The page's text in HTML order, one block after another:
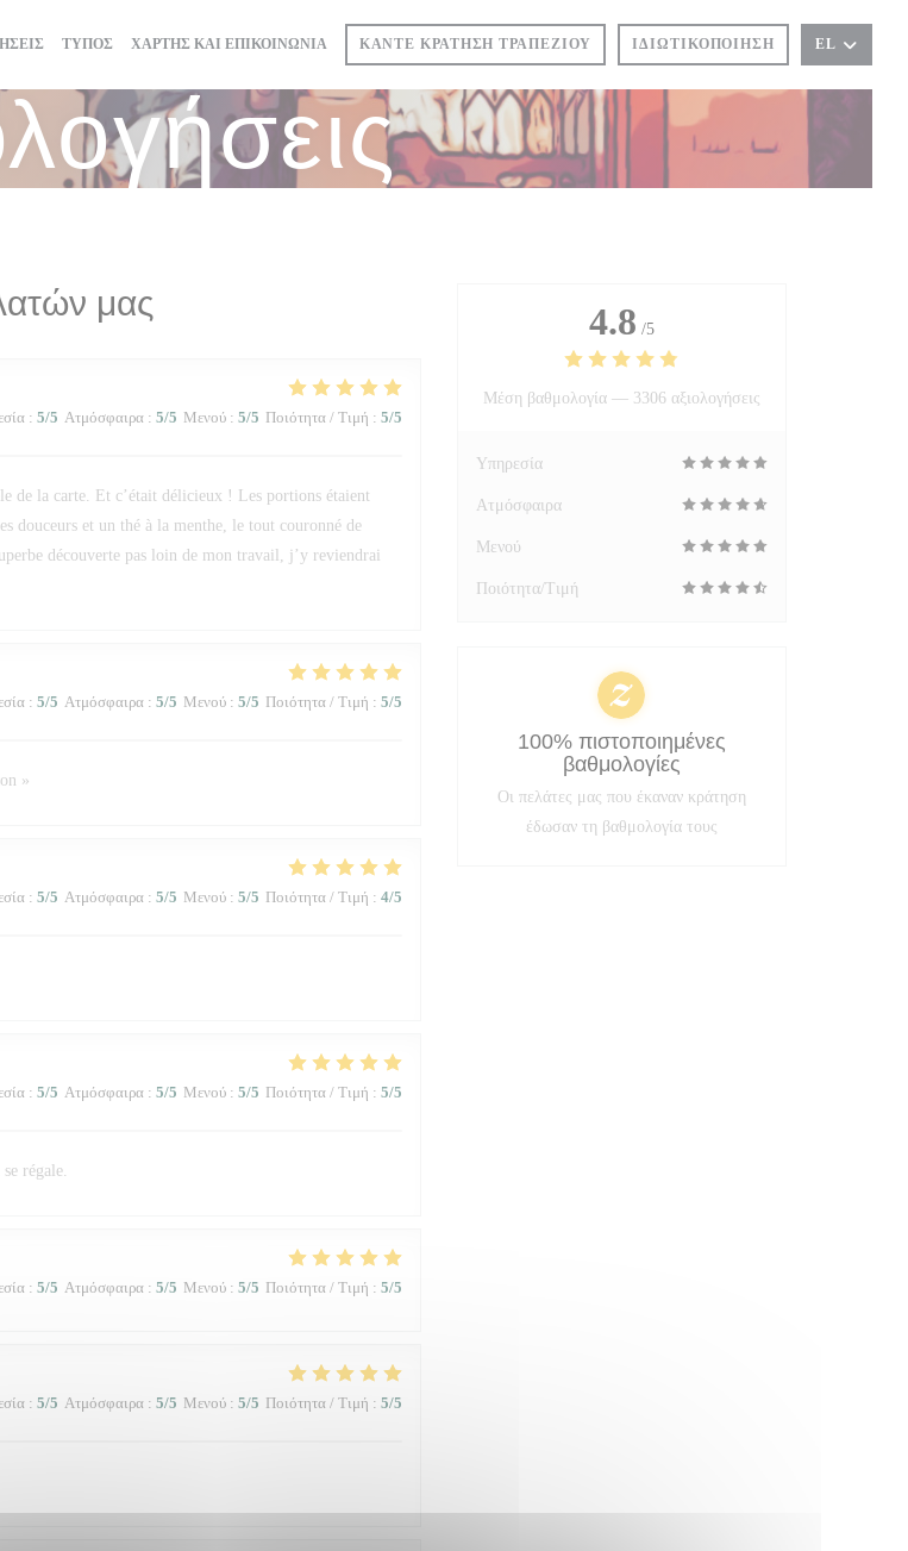
ΤΎΠΟΣ ΧΆΡΤΗΣ ΚΑΙ ΕΠΙΚΟΙΝΩΝΊΑ ΚΆΝΤΕ ΚΡΆΤΗΣΗ ΤΡΑΠΕΖΙΟΎ ΙΔΙΩΤΙΚΟΠΟΊΗΣΗ EL
μας
: 5/5 Ατμόσφαιρα: 5/5 Μενού: 5/5 Ποιότητα / Τιμή : 5/5
de la carte. Et c’était délicieux ! Les portions étaient
douceurs et un thé à la menthe, le tout couronné de
découverte pas loin de mon travail, j’y reviendrai
: 5/5 Ατμόσφαιρα: 5/5 Μενού: 5/5 Ποιότητα / Τιμή : 5/5
»
: 5/5 Ατμόσφαιρα: 5/5 Μενού: 5/5 Ποιότητα / Τιμή : 4/5
: 5/5 Ατμόσφαιρα: 5/5 Μενού: 5/5 Ποιότητα / Τιμή : 5/5
régale.
: 5/5 Ατμόσφαιρα: 5/5 Μενού: 5/5 Ποιότητα / Τιμή : 5/5
: 5/5 Ατμόσφαιρα: 5/5 Μενού: 5/5 Ποιότητα / Τιμή : 5/5
4.8 /5
Μέση βαθμολογία — 3306 αξιολογήσεις
Υπηρεσία
Ατμόσφαιρα
Μενού
Ποιότητα/Τιμή
100% πιστοποιημένες
βαθμολογίες
Οι πελάτες μας που έκαναν κράτηση
έδωσαν τη βαθμολογία τους